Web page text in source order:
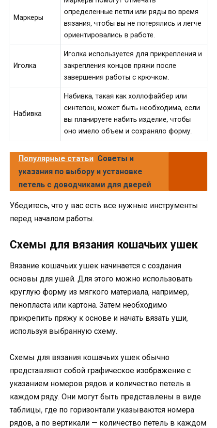
Маркеры
определенные петли или ряды во время
вязания, чтобы вы не потерялись и легче
ориентировались в работе.
Иголка
Иголка используется для прикрепления и
закрепления концов пряжи после
завершения работы с крючком.
Набивка
Набивка, такая как холлофайбер или
синтепон, может быть необходима, если
вы планируете набить изделие, чтобы
оно имело объем и сохраняло форму.
Популярные статьи Советы и
указания по выбору и установке
петель с доводчиками для дверей
Убедитесь, что у вас есть все нужные инструменты
перед началом работы.
Схемы для вязания кошачьих ушек
Вязание кошачьих ушек начинается с создания
основы для ушей. Для этого можно использовать
круглую форму из мягкого материала, например,
пенопласта или картона. Затем необходимо
прикрепить пряжу к основе и начать вязать уши,
используя выбранную схему.
Схемы для вязания кошачьих ушек обычно
представляют собой графическое изображение с
указанием номеров рядов и количество петель в
каждом ряду. Они могут быть представлены в виде
таблицы, где по горизонтали указываются номера
рядов, а по вертикали — количество петель в каждом